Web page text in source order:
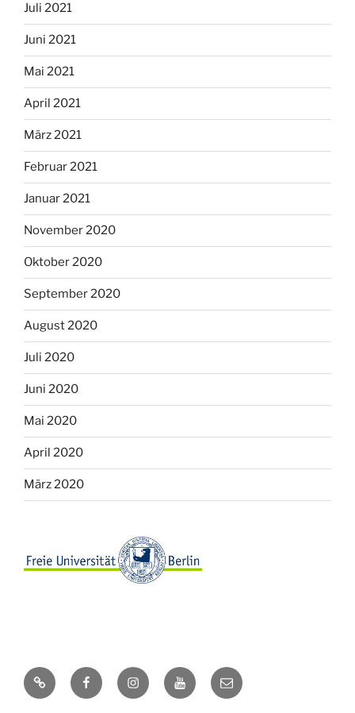
Juli 2021
Juni 2021
Mai 2021
April 2021
März 2021
Februar 2021
Januar 2021
November 2020
Oktober 2020
September 2020
August 2020
Juli 2020
Juni 2020
Mai 2020
April 2020
März 2020
WebseiteFacebookInstagramYoutubeE-
Mail